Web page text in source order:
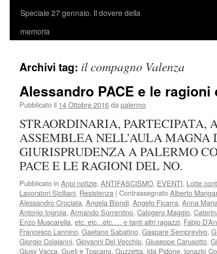
Speciale 27 gennaio. Il dovere della
memoria
Archivi tag: il compagno Valenza
Alessandro PACE e le ragioni
Pubblicato il 14 Ottobre 2016da palermo
STRAORDINARIA, PARTECIPATA,
ASSEMBLEA NELL’AULA MAGNA
GIURISPRUDENZA A PALERMO
PACE E LE RAGIONI DEL NO.
Pubblicato in Anpi notizie, ANTIFASCISMO, EVENTI, Lotte
Lavoratori Siciliani, Resistenza | ContrassegnatoAlberto
Alessandro Crociata, Angela Biondi, Angelo Ficarra, Anna
Antonio Ingroia, Armando Sorrentino, Calogero Maggio,
Enzo Muscarella, etc. etc...etc..... e tanti altri ragazzi, Fabio
Francesco Lannino, Gaetano Sabatino, Gaspare Semprevivo,
Giorgio Colajanni, Giovanni Del Vecchio, Giuseppe Carusotto,
Giusy Vacca, Gueli e Toscano, Guzzetta, Ida Pidone, Ignazio